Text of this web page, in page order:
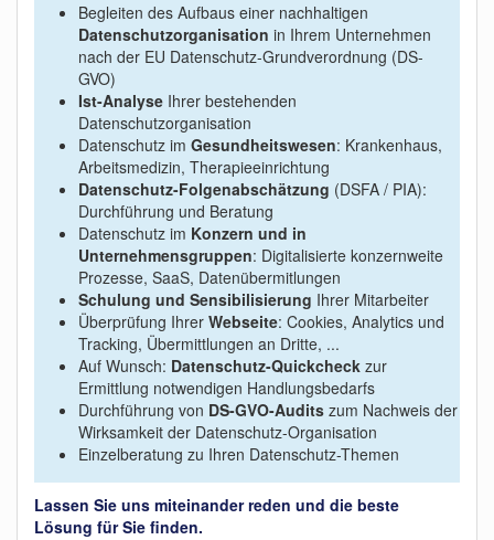
Begleiten des Aufbaus einer nachhaltigen
Datenschutzorganisation in Ihrem Unternehmen
nach der EU Datenschutz-Grundverordnung (DS-
GVO)
Ist-Analyse Ihrer bestehenden
Datenschutzorganisation
Datenschutz im Gesundheitswesen: Krankenhaus,
Arbeitsmedizin, Therapieeinrichtung
Datenschutz-Folgenabschätzung (DSFA / PIA):
Durchführung und Beratung
Datenschutz im Konzern und in
Unternehmensgruppen: Digitalisierte konzernweite
Prozesse, SaaS, Datenübermitlungen
Schulung und Sensibilisierung Ihrer Mitarbeiter
Überprüfung Ihrer Webseite: Cookies, Analytics und
Tracking, Übermittlungen an Dritte, ...
Auf Wunsch: Datenschutz-Quickcheck zur
Ermittlung notwendigen Handlungsbedarfs
Durchführung von DS-GVO-Audits zum Nachweis der
Wirksamkeit der Datenschutz-Organisation
Einzelberatung zu Ihren Datenschutz-Themen
Lassen Sie uns miteinander reden und die beste
Lösung für Sie finden.